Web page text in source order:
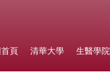
首頁 清華大學 生醫學院